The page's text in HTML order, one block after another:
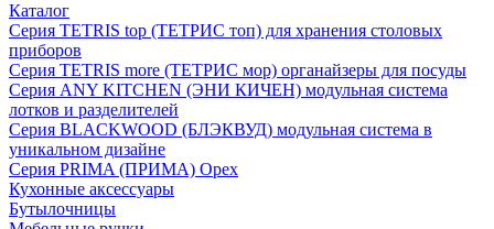
Каталог
Серия TETRIS top (ТЕТРИС топ) для хранения столовых
приборов
Серия TETRIS more (ТЕТРИС мор) органайзеры для посуды
Серия ANY KITCHEN (ЭНИ КИЧЕН) модульная система
лотков и разделителей
Серия BLACKWOOD (БЛЭКВУД) модульная система в
уникальном дизайне
Серия PRIMA (ПРИМА) Орех
Кухонные аксессуары
Бутылочницы